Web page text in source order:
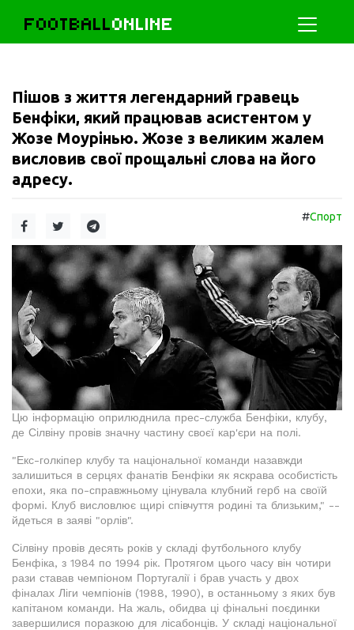
FOOTBALLONLINE
Пішов з життя легендарний гравець
Бенфіки, який працював асистентом у
Жозе Моурінью. Жозе з великим жалем
висловив свої прощальні слова на його
адресу.
#Спорт
Цю інформацію оприлюднила прес-служба Бенфіки, клубу,
де Сілвіну провів значну частину своєї кар'єри на полі.
"Екс-голкіпер клубу та національної команди назавжди
залишиться в серцях фанатів Бенфіки як яскрава особистість
епохи, яка по-справжньому цінувала клубний герб на своїй
формі. Клуб висловлює щирі співчуття родині та близьким," --
йдеться в заяві "орлів".
Сілвіну провів десять років у складі футбольного клубу
Бенфіка, з 1984 по 1994 рік. Протягом цього часу він чотири
рази ставав чемпіоном Португалії і брав участь у двох
фіналах Ліги чемпіонів (1988, 1990), в останньому з яких був
капітаном команди. На жаль, обидва ці фінальні поєдинки
завершилися поразкою для лісабонців. У складі національної